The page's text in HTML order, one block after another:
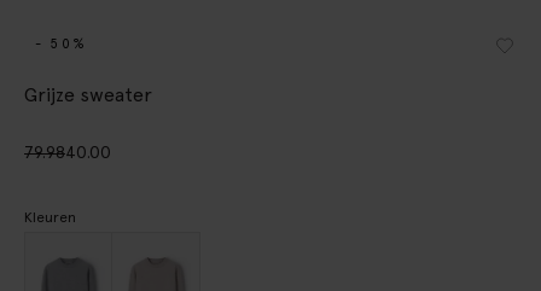
- 50%
Grijze sweater
79.9840.00
Kleuren